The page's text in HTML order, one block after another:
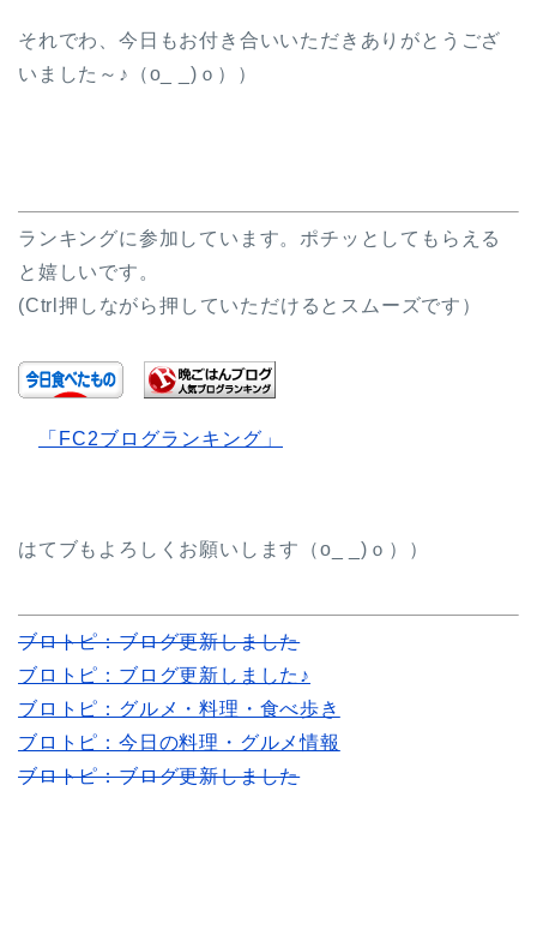
それでわ、今日もお付き合いいただきありがとうござ
いました～♪（o_ _)ｏ））
ランキングに参加しています。ポチッとしてもらえる
と嬉しいです。
(Ctrl押しながら押していただけるとスムーズです）
「FC2ブログランキング」
はてブもよろしくお願いします（o_ _)ｏ））
ブロトピ：ブログ更新しました
ブロトピ：ブログ更新しました♪
ブロトピ：グルメ・料理・食べ歩き
ブロトピ：今日の料理・グルメ情報
ブロトピ：ブログ更新しました